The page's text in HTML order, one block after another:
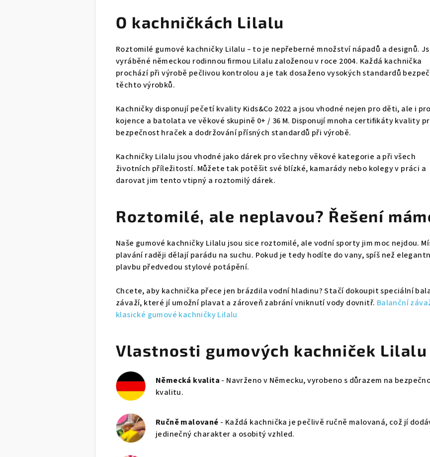
O kachničkách Lilalu
Roztomilé gumové kachničky Lilalu – to je nepřeberné množství nápadů a designů.
vyráběné německou rodinnou firmou Lilalu založenou v roce 2004. Každá kachnička
prochází při výrobě pečlivou kontrolou a je tak dosaženo vysokých standardů
těchto výrobků.
Kachničky disponují pečetí kvality Kids&Co 2022 a jsou vhodné nejen pro děti, ale i
kojence a batolata ve věkové skupině 0+ / 36 M. Disponují mnoha certifikáty kvality
bezpečnost hraček a dodržování přísných standardů při výrobě.
Kachničky Lilalu jsou vhodné jako dárek pro všechny věkové kategorie a při všech
životních příležitostí. Můžete tak potěšit své blízké, kamarády nebo kolegy v práci a
darovat jim tento vtipný a roztomilý dárek.
Roztomilé, ale neplavou? Řešení
Naše gumové kachničky Lilalu jsou sice roztomilé, ale vodní sporty jim moc nejdou.
plavání raději dělají parádu na suchu. Pokud je tedy hodíte do vany, spíš než
plavbu předvedou stylové potápění.
Chcete, aby kachnička přece jen brázdila vodní hladinu? Stačí dokoupit speciální
závaží, které jí umožní plavat a zároveň zabrání vniknutí vody dovnitř. Balanční
klasické gumové kachničky Lilalu
Vlastnosti gumových kachniček Lilalu
Německá kvalita - Navrženo v Německu, vyrobeno s důrazem na
kvalitu.
Ručně malované - Každá kachnička je pečlivě ručně malovaná, což jí
jedinečný charakter a osobitý vzhled.